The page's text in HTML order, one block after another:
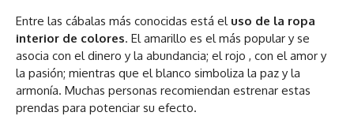
Entre las cábalas más conocidas está el uso de la ropa
interior de colores. El amarillo es el más popular y se
asocia con el dinero y la abundancia; el rojo , con el amor y
la pasión; mientras que el blanco simboliza la paz y la
armonía. Muchas personas recomiendan estrenar estas
prendas para potenciar su efecto.